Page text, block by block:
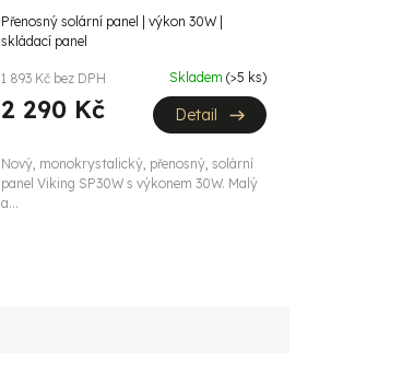
Přenosný solární panel | výkon 30W |
skládací panel
1 893 Kč bez DPH
2 290 Kč
Skladem (>5 ks)
Detail
Nový, monokrystalický, přenosný, solární
panel Viking SP30W s výkonem 30W. Malý
a...